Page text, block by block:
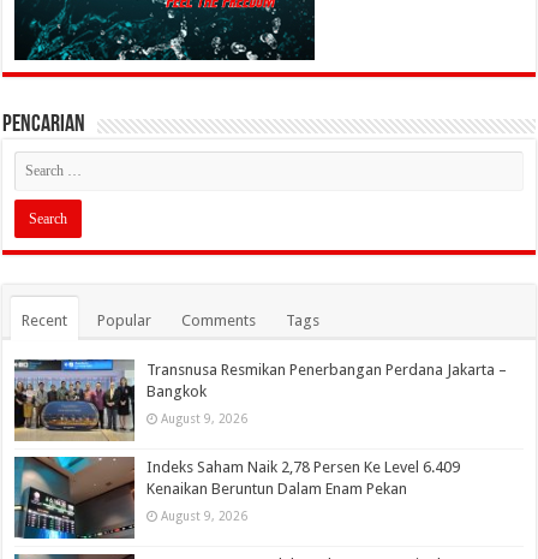
PENCARIAN
Recent Popular Comments Tags
Transnusa Resmikan Penerbangan Perdana Jakarta –
Bangkok
August 9, 2026
Indeks Saham Naik 2,78 Persen Ke Level 6.409
Kenaikan Beruntun Dalam Enam Pekan
August 9, 2026